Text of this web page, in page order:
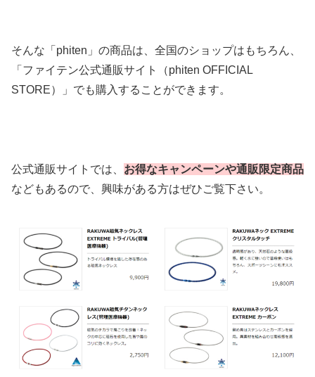
そんな「phiten」の商品は、全国のショップはもちろん、
「ファイテン公式通販サイト（phiten OFFICIAL
STORE）」でも購入することができます。
公式通販サイトでは、 お得なキャンペーンや通販限定商品
などもあるので、興味がある方はぜひご覧下さい。